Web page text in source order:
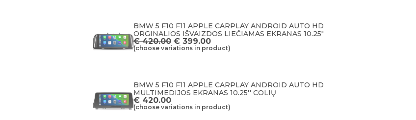
BMW 5 F10 F11 APPLE CARPLAY ANDROID AUTO HD
ORGINALIOS IŠVAIZDOS LIEČIAMAS EKRANAS 10.25"
€420.00 € 399.00
(choose variations in product)
BMW 5 F10 F11 APPLE CARPLAY ANDROID AUTO HD
MULTIMEDIJOS EKRANAS 10.25'' COLIŲ
€ 420.00
(choose variations in product)